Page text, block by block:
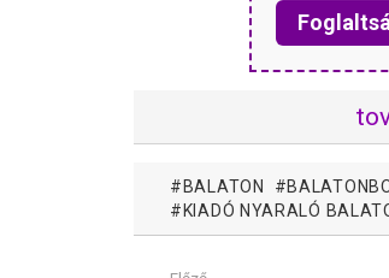
BALATON
KIADÓ NYARALÓ